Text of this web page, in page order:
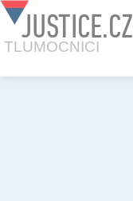
JUSTICE.CZ
TLUMOCNICI